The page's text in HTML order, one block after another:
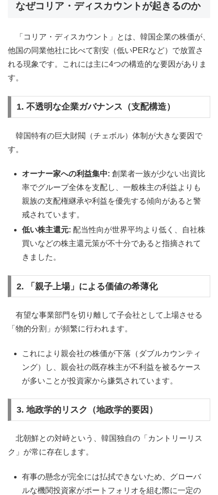
なぜコリア・ディスカウントが起きるのか
「コリア・ディスカウント」とは、韓国企業の株価が、
他国の同業他社に比べて割安（低いPERなど）で放置さ
れる現象です。これには主に4つの構造的な要因がありま
す。
1. 不透明な企業ガバナンス（支配構造）
韓国特有の巨大財閥（チェボル）体制が大きな要因で
す。
オーナー家への利益集中: 創業者一族が少ない出資比
率でグループ全体を支配し、一般株主の利益よりも
親族の支配権継承や利益を優先する傾向があると警
戒されています。
低い株主還元: 配当性向が世界平均より低く、自社株
買いなどの株主還元策が不十分であると指摘されて
きました。
2. 「親子上場」による価値の希薄化
有望な事業部門を切り離して子会社として上場させる
「物的分割」が頻繁に行われます。
これにより親会社の株価が下落（ダブルカウンティ
ング）し、親会社の既存株主が不利益を被るケース
が多いことが投資家から嫌気されています。
3. 地政学的リスク（地政学的要因）
北朝鮮との対峙という、韓国独自の「カントリーリス
ク」が常に存在します。
有事の懸念が完全には払拭できないため、グローバ
ルな機関投資家がポートフォリオを組む際に一定の